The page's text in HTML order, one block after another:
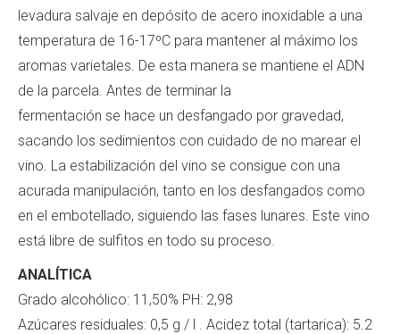
levadura salvaje en depósito de acero inoxidable a una
temperatura de 16-17ºC para mantener al máximo los
aromas varietales. De esta manera se mantiene el ADN
de la parcela. Antes de terminar la
fermentación se hace un desfangado por gravedad,
sacando los sedimientos con cuidado de no marear el
vino. La estabilización del vino se consigue con una
acurada manipulación, tanto en los desfangados como
en el embotellado, siguiendo las fases lunares. Este vino
está libre de sulfitos en todo su proceso.
ANALÍTICA
Grado alcohólico: 11,50% PH: 2,98
Azúcares residuales: 0,5 g / l . Acidez total (tartarica): 5.2